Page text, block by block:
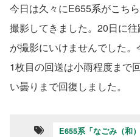
今日は久々にE655系がこち
撮影してきました。20日に
が撮影にいけませんでした
1枚目の回送は小雨程度まで
い曇りまで回復しました。
E655系「なごみ（和）